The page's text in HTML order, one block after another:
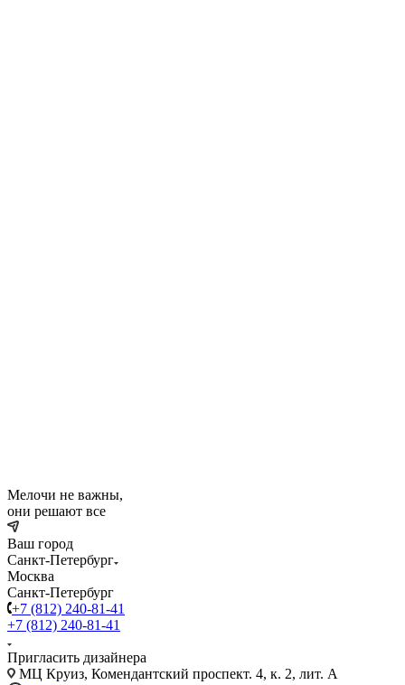
Мелочи не важны,
они решают все
Ваш город
Санкт-Петербург
Москва
Санкт-Петербург
+7 (812) 240-81-41
+7 (812) 240-81-41
Пригласить дизайнера
МЦ Круиз, Комендантский проспект. 4, к. 2, лит. А